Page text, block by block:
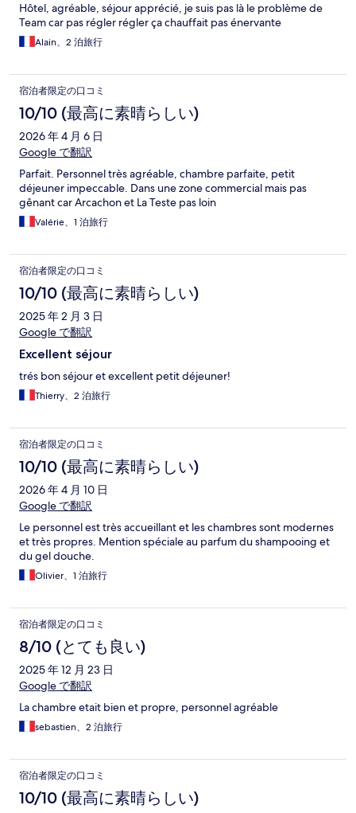
Hôtel, agréable, séjour apprécié, je suis pas là le problème de
Team car pas régler régler ça chauffait pas énervante
Alain、2 泊旅行
宿泊者限定の口コミ
10/10 (最高に素晴らしい)
2026 年 4 月 6 日
Google で翻訳
Parfait. Personnel très agréable, chambre parfaite, petit
déjeuner impeccable. Dans une zone commercial mais pas
gênant car Arcachon et La Teste pas loin
Valérie、1 泊旅行
宿泊者限定の口コミ
10/10 (最高に素晴らしい)
2025 年 2 月 3 日
Google で翻訳
Excellent séjour
trés bon séjour et excellent petit déjeuner!
Thierry、2 泊旅行
宿泊者限定の口コミ
10/10 (最高に素晴らしい)
2026 年 4 月 10 日
Google で翻訳
Le personnel est très accueillant et les chambres sont modernes
et très propres. Mention spéciale au parfum du shampooing et
du gel douche.
Olivier、1 泊旅行
宿泊者限定の口コミ
8/10 (とても良い)
2025 年 12 月 23 日
Google で翻訳
La chambre etait bien et propre, personnel agréable
sebastien、2 泊旅行
宿泊者限定の口コミ
10/10 (最高に素晴らしい)